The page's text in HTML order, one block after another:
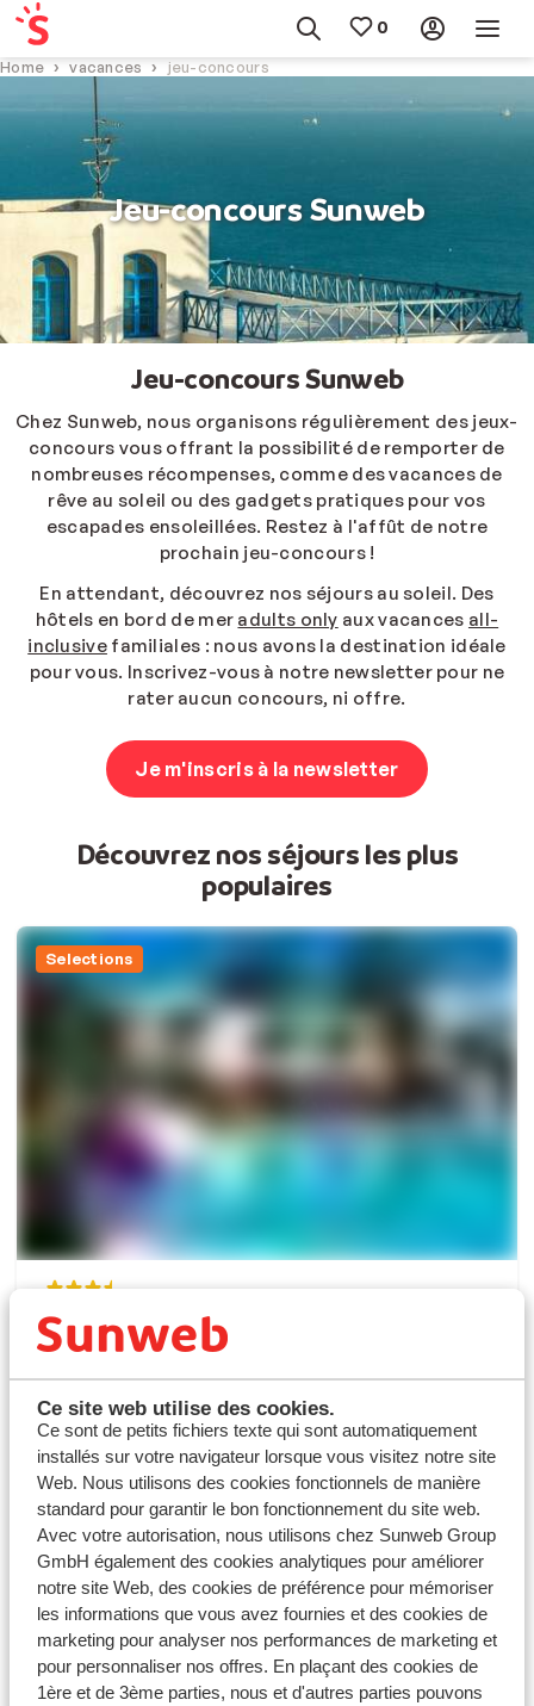
Ce site web utilise des cookies.
Ce sont de petits fichiers texte qui sont automatiquement
installés sur votre navigateur lorsque vous visitez notre site
Web. Nous utilisons des cookies fonctionnels de manière
standard pour garantir le bon fonctionnement du site web.
Avec votre autorisation, nous utilisons chez Sunweb Group
GmbH également des cookies analytiques pour améliorer
notre site Web, des cookies de préférence pour mémoriser
les informations que vous avez fournies et des cookies de
marketing pour analyser nos performances de marketing et
pour personnaliser nos offres. En plaçant des cookies de
1ère et de 3ème parties, nous et d'autres parties pouvons
Home vacances jeu-concours
Jeu-concours Sunweb
Jeu-concours Sunweb
Chez Sunweb, nous organisons régulièrement des jeux-
concours vous offrant la possibilité de remporter de
nombreuses récompenses, comme des vacances de
rêve au soleil ou des gadgets pratiques pour vos
escapades ensoleillées. Restez à l'affût de notre
prochain jeu-concours !
En attendant, découvrez nos séjours au soleil. Des
hôtels en bord de mer adults only aux vacances all-
inclusivefamiliales : nous avons la destination idéale
pour vous. Inscrivez-vous à notre newsletter pour ne
rater aucun concours, ni offre.
Je m'inscris à la newsletter
Découvrez nos séjours les plus
populaires
Selections
Hôtel Relaxia Olivina
Espagne
Lanzarote
Puerto del Carmen
564€
À Propos de Sunweb
Paramétrage des cookies
Préférences marketing